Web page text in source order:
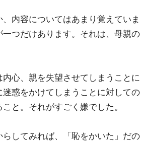
内容についてはあまり覚えていま
つだけあります。それは、母親の
心、親を失望させてしまうことに
惑をかけてしまうことに対しての
と。それがすごく嫌でした。
してみれば、「恥をかいた」だの